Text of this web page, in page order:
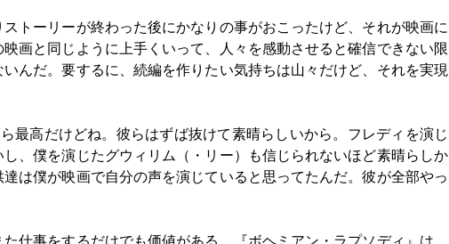
トーリーが終わった後にかなりの事がおこったけど、それが映画に
画と同じように上手くいって、人々を感動させると確信できない限
んだ。要するに、続編を作りたい気持ちは山々だけど、それを実現
最高だけどね。彼らはずば抜けて素晴らしいから。フレディを演じ
、僕を演じたグウィリム（・リー）も信じられないほど素晴らしか
は僕が映画で自分の声を演じていると思ってたんだ。彼が全部やっ
仕事をするだけでも価値がある。『ボヘミアン・ラプソディ』は、